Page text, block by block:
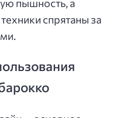
пышность, а
спрятаны за